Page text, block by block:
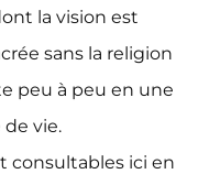
la vision est
sans la religion
peu à peu en une
vie.
consultables ici en